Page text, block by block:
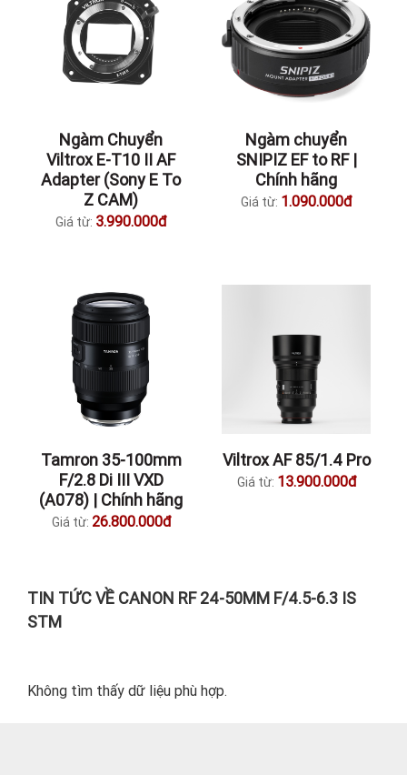
Ngàm Chuyển
Viltrox E-T10 II AF
Adapter (Sony E To
Z CAM)
Giá từ: 3.990.000đ
Ngàm chuyển
SNIPIZ EF to RF |
Chính hãng
Giá từ: 1.090.000đ
Tamron 35-100mm
F/2.8 Di III VXD
(A078) | Chính hãng
Giá từ: 26.800.000đ
Viltrox AF 85/1.4 Pro
Giá từ: 13.900.000đ
TIN TỨC VỀ CANON RF 24-50MM F/4.5-6.3 IS
STM
Không tìm thấy dữ liệu phù hợp.